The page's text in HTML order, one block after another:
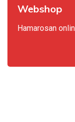
Webshop
Hamarosan